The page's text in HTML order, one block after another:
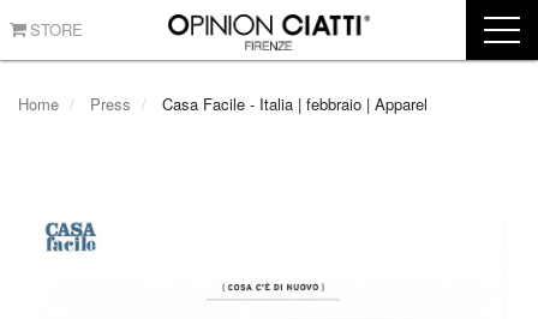
STORE
Home Press Casa Facile - Italia | febbraio | Apparel